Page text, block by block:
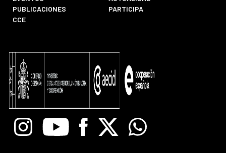
PUBLICACIONES
PARTICIPA
CCE
InstagramYoutube Facebook
X Whatsapp